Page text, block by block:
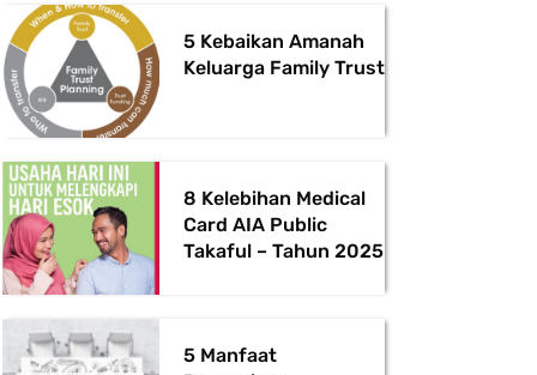
5 Kebaikan Amanah
Keluarga Family Trust
8 Kelebihan Medical
Card AIA Public
Takaful – Tahun 2025
5 Manfaat